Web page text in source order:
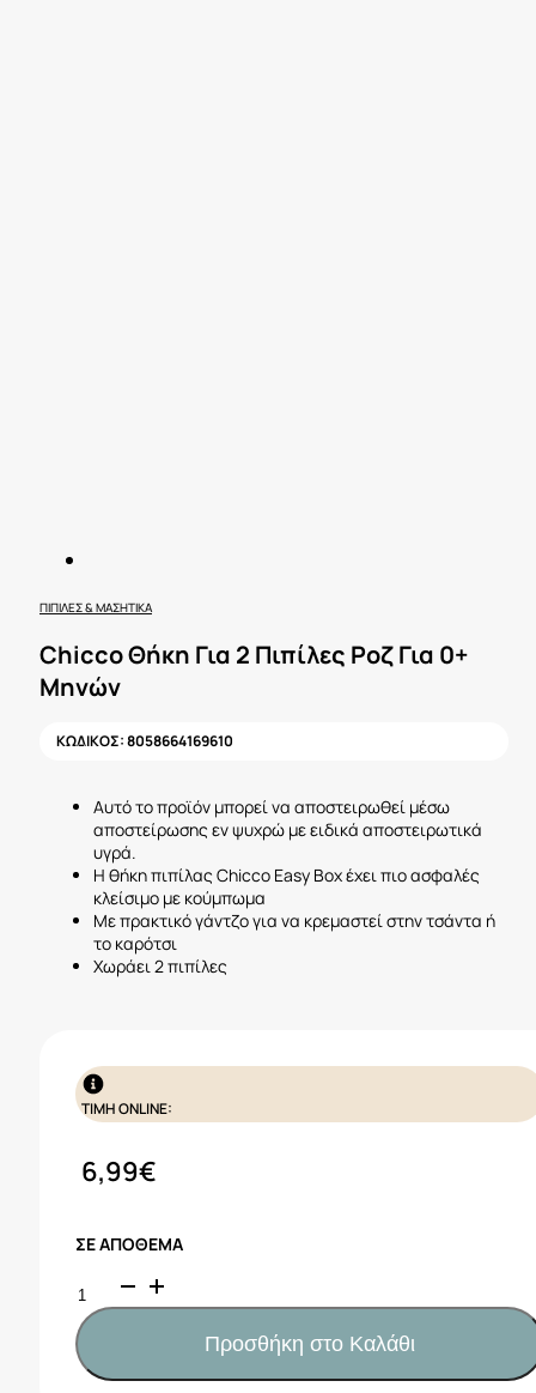
ΠΙΠΊΛΕΣ & ΜΑΣΗΤΙΚΆ
Chicco Θήκη Για 2 Πιπίλες Ροζ Για 0+
Μηνών
ΚΩΔΙΚΟΣ:8058664169610
Αυτό το προϊόν μπορεί να αποστειρωθεί μέσω
αποστείρωσης εν ψυχρώ με ειδικά αποστειρωτικά
υγρά.
Η θήκη πιπίλας Chicco Easy Box έχει πιο ασφαλές
κλείσιμο με κούμπωμα
Με πρακτικό γάντζο για να κρεμαστεί στην τσάντα ή
το καρότσι
Χωράει 2 πιπίλες
ΤΙΜΗ ONLINE:
6,99€
ΣΕ ΑΠΌΘΕΜΑ
Chicco
Θήκη
Για
2
Προσθήκη στο Καλάθι